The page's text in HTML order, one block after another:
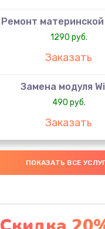
Ремонт
1290 руб.
Заказать
Замена модуля
490 руб.
Заказать
Замена
1600 руб.
Замена
ПОКАЗАТЬ ВСЕ